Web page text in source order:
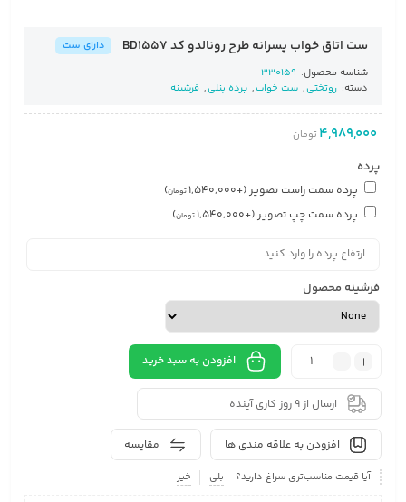
ست اتاق خواب پسرانه طرح رونالدو کد BD1557
دارای ست
شناسه محصول: 330159
دسته: روتختی, ست خواب, پرده پنلی, فرشینه
4,989,000 تومان
پرده
پرده سمت راست تصویر(+
1,540,000 تومان)
پرده سمت چپ تصویر(+
1,540,000 تومان)
فرشینه محصول
افزودن به سبد خرید
ارسال از 9 روز کاری آینده
مقایسه افزودن به علاقه مندی ها
آیا قیمت مناسب‌تری سراغ دارید؟ بلی خیر